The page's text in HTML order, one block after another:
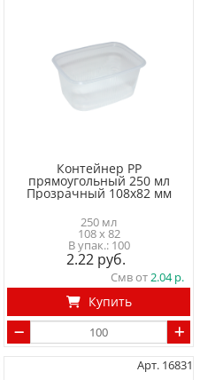
Контейнер PP
прямоугольный 250 мл
Прозрачный 108x82 мм
250 мл
108 x 82
100
2.22
Смв от2.04
Купить
Арт. 16831